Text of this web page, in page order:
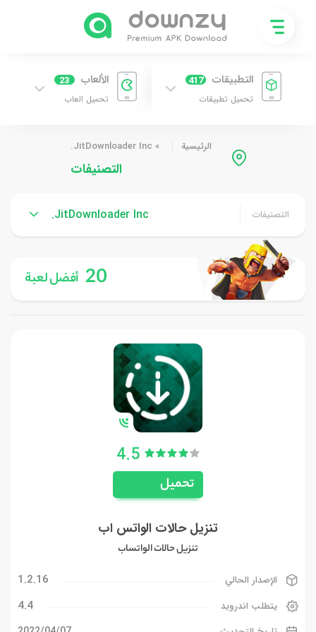
التطبيقات 417
تحميل تطبيقات
الألعاب 23
تحميل العاب
الرئيسية »
JitDownloader Inc.
التصنيفات
التصنيفات JitDownloader Inc.
20 أفضل لعبة
4.5
تحميل
تنزيل حالات الواتس اب
تنزيل حالات الواتساب
الإصدار الحالي 1.2.16
يتطلب اندرويد 4.4